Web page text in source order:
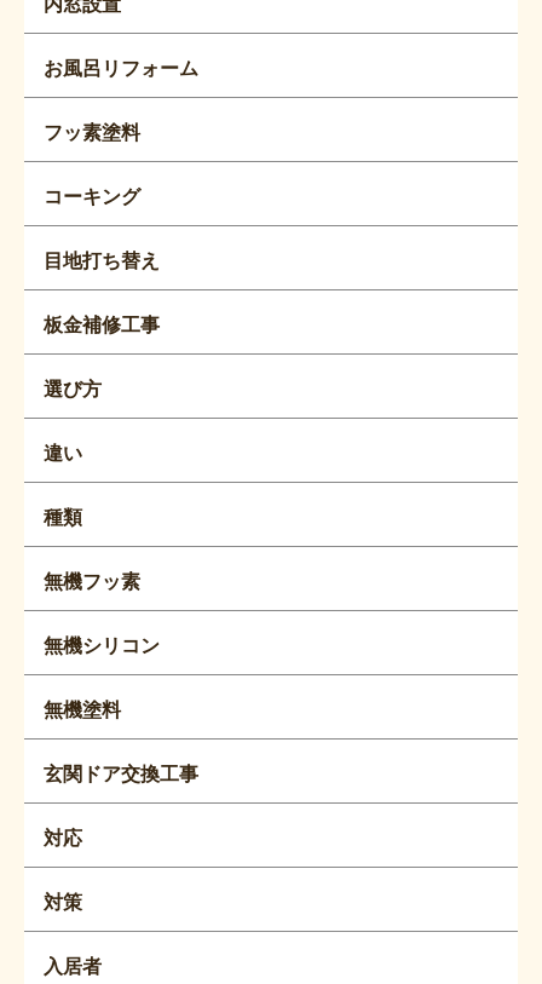
お風呂リフォーム
フッ素塗料
コーキング
目地打ち替え
板金補修工事
選び方
違い
種類
無機フッ素
無機シリコン
無機塗料
玄関ドア交換工事
対応
対策
入居者